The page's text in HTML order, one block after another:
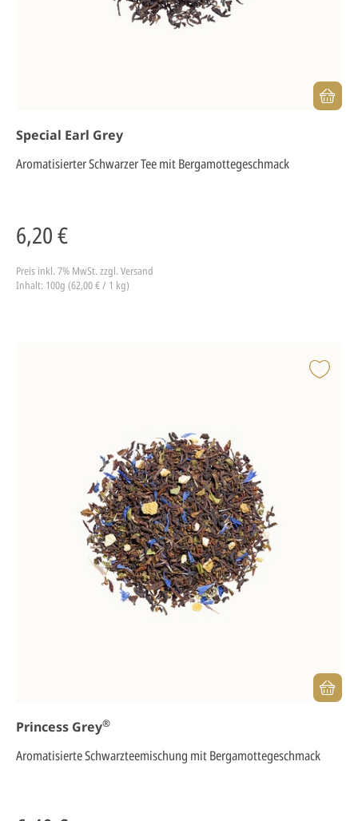
Special Earl Grey
Aromatisierter Schwarzer Tee mit Bergamottegeschmack
6,20 €
Preis inkl. 7% MwSt. zzgl. Versand
Inhalt: 100g (62,00 € / 1 kg)
Princess Grey®
Aromatisierte Schwarzteemischung mit Bergamottegeschmack